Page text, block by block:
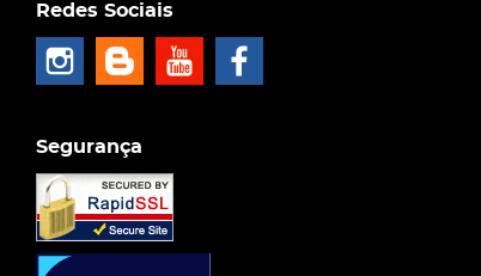
Redes Sociais
Segurança